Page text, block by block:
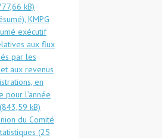
KMPG
exécutif
aux flux
par les
aux revenus
en
pour l’année
du Comité
(25